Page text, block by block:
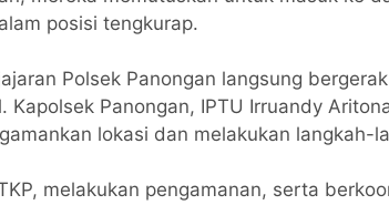
posisi tengkurap.
Polsek Panongan langsung
Kapolsek Panongan, IPTU Irruandy
lokasi dan melakukan langkah-
melakukan pengamanan, serta